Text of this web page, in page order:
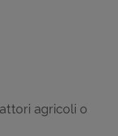
agricoli o